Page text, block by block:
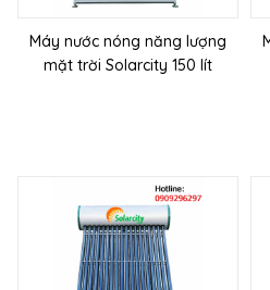
Máy nước nóng năng lượng
mặt trời Solarcity 150 lít